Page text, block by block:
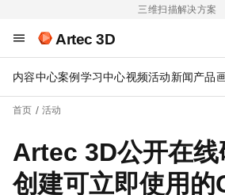
三维扫描解决方案
Artec 3D
内容中心案例 学习中心视频活动新闻产品
首页 活动
Artec 3D公开在线
创建可立即使用的